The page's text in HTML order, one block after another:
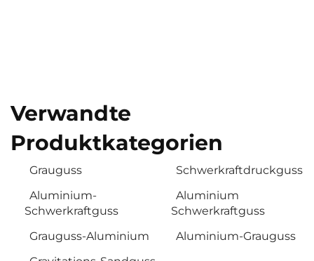
Verwandte
Produktkategorien
Grauguss
Schwerkraftdruckguss
Aluminium-
Schwerkraftguss
Aluminium
Schwerkraftguss
Grauguss-Aluminium
Aluminium-Grauguss